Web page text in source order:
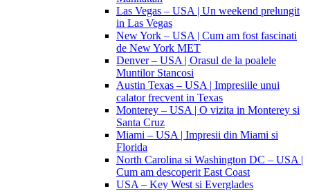
Las Vegas – USA | Un weekend prelungit
in Las Vegas
New York – USA | Cum am fost fascinati
de New York MET
Denver – USA | Orasul de la poalele
Muntilor Stancosi
Austin Texas – USA | Impresiile unui
calator frecvent in Texas
Monterey – USA | O vizita in Monterey si
Santa Cruz
Miami – USA | Impresii din Miami si
Florida
North Carolina si Washington DC – USA |
Cum am descoperit East Coast
USA – Key West si Everglades